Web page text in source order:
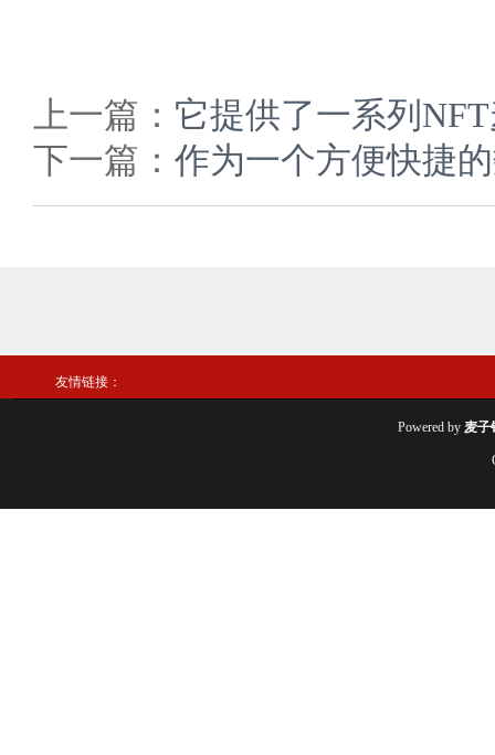
上一篇： 它提供了一系列
下一篇： 作为一个方便快捷
友情链接：
Powered by 麦子